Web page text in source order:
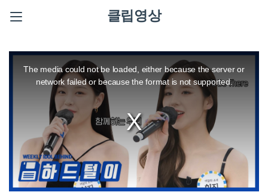
클립영상
This
The media could not be loaded, either because the server or
network failed or because the format is not supported.